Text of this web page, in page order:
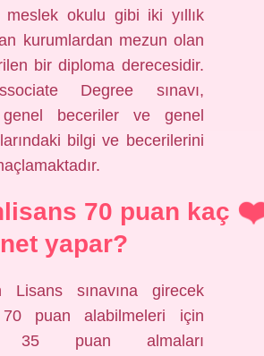
meslek okulu gibi iki yıllık
kurumlardan mezun olan
bir diploma derecesidir.
Degree sınavı,
genel beceriler ve genel
bilgi ve becerilerini
70 puan kaç
net yapar?
Lisans sınavına girecek
70 puan alabilmeleri için
35 puan almaları